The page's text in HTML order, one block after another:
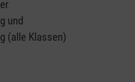
und
(alle Klassen)